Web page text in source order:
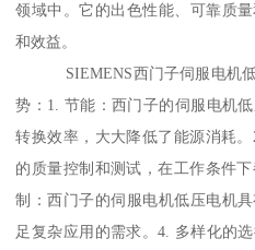
领域中。它的出色性能、可靠质
和效益。
SIEMENS西门子伺服电机低
势：1. 节能：西门子的伺服电机
转换效率，大大降低了能源消耗
的质量控制和测试，在工作条件
制：西门子的伺服电机低压电机
足复杂应用的需求。4. 多样化的